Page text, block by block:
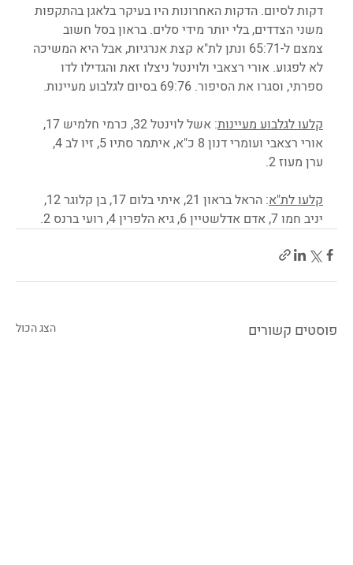
דקות לסיום. הדקות האחרונות היו בעיקר בלאגן בהתקפות
משני הצדדים, בלי יותר מידי סלים. בראון בסל חשוב
צמצם ל-65:71 ונתן לת"א קצת אנרגיות, אבל היא המשיכה
לא לפגוע. אורי רצאבי ולוינטל ניצלו זאת והגדילו לדו
ספרתי, וסגרו את הסיפור. 69:76 בסיום לגלבוע מעיינות.
קלעו לגלבוע מעיינות
: אשל לוינטל 32, כרמי חלמיש 17,
אורי רצאבי ועומרי דנון 8 כ"א, איתמר סתיו 5, זיו לב 4,
ערן מעוז 2.
קלעו לת"א
: הראל בראון 21, איתי בלום 17, בן קלוגר 12,
יניב חמו 7, אדם אדלשטיין 6, גיא הלפרין 4, רועי ברנס 2.
פוסטים קשורים הצג הכול